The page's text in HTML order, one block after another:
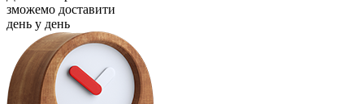
зможемо доставити
день у день